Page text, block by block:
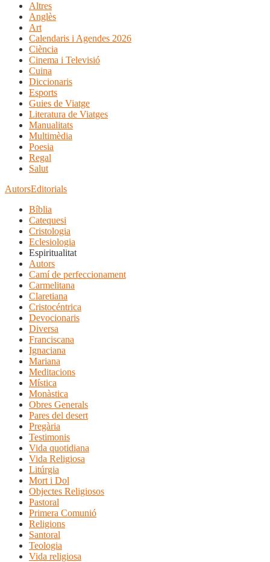
Altres
Anglès
Art
Calendaris i Agendes 2026
Ciència
Cinema i Televisió
Cuina
Diccionaris
Esports
Guies de Viatge
Literatura de Viatges
Manualitats
Multimèdia
Poesia
Regal
Salut
AutorsEditorials
Bíblia
Catequesi
Cristologia
Eclesiologia
Espiritualitat
Autors
Camí de perfeccionament
Carmelitana
Claretiana
Cristocéntrica
Devocionaris
Diversa
Franciscana
Ignaciana
Mariana
Meditacions
Mística
Monàstica
Obres Generals
Pares del desert
Pregària
Testimonis
Vida quotidiana
Vida Religiosa
Litúrgia
Mort i Dol
Objectes Religiosos
Pastoral
Primera Comunió
Religions
Santoral
Teologia
Vida religiosa